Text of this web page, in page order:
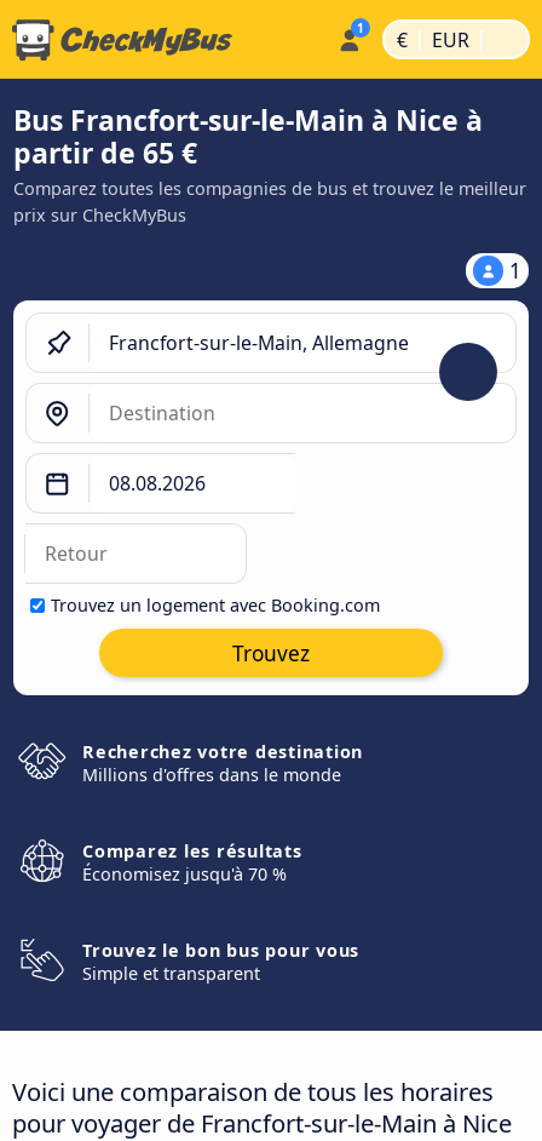
€ | EUR |
Bus Francfort-sur-le-Main à Nice à
partir de 65 €
Comparez toutes les compagnies de bus et trouvez le meilleur
prix sur CheckMyBus
1
Trouvez un logement avec Booking.com
Trouvez
Recherchez votre destination
Millions d'offres dans le monde
Comparez les résultats
Économisez jusqu'à 70 %
Trouvez le bon bus pour vous
Simple et transparent
Voici une comparaison de tous les horaires
pour voyager de Francfort-sur-le-Main à Nice